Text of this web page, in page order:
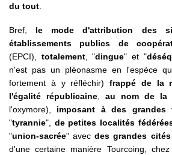
du tout
Bref, le mode d'attribution des
établissements publics de
(EPCI), totalement, "dingue" et "
n'est pas un pléonasme en l'espèce
fortement à y réfléchir) frappé de la
l'égalité républicaine
au nom de la
l'oxymore),
imposant à des
"tyrannie", de petites localités
"union-sacrée" avecdes grandes cités
d'une certaine manière Tourcoing,